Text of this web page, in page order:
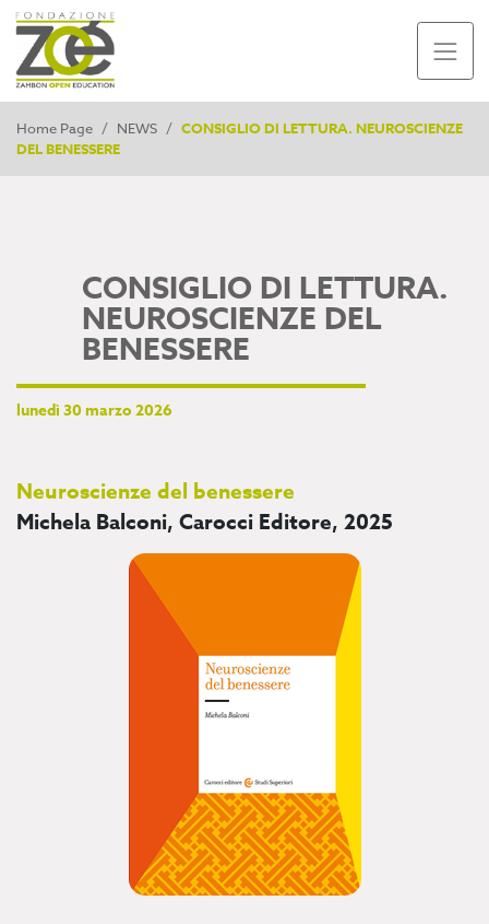
Home Page / NEWS / CONSIGLIO DI LETTURA. NEUROSCIENZE
DEL BENESSERE
CONSIGLIO DI LETTURA.
NEUROSCIENZE DEL
BENESSERE
lunedì 30 marzo 2026
Neuroscienze del benessere
Michela Balconi, Carocci Editore, 2025